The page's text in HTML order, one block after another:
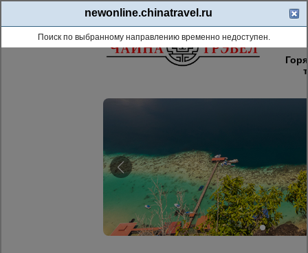
newonline.chinatravel.ru
Поиск по выбранному направлению временно недоступен.